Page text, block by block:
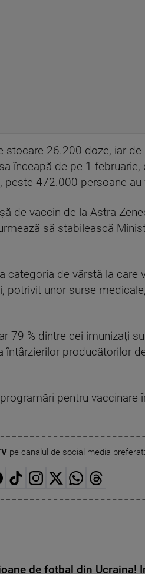
26.200 doze, iar
înceapă de pe 1
472.000 persoane
de vaccin de la Astra
să stabilească
categoria de vârstă la
unor surse
79 % dintre cei imunizați
producătorilor
pentru vaccinare
pe canalul de social media preferat:
de fotbal din Ucraina!